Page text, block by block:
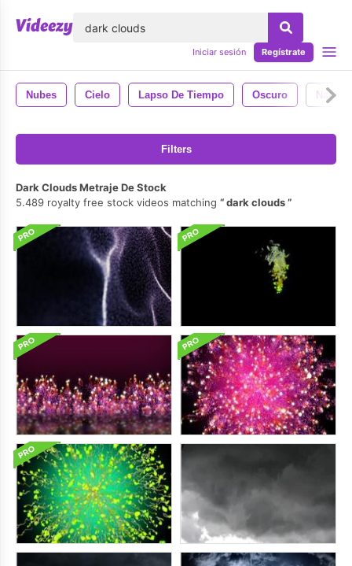
Iniciar sesión Regístrate
Nubes Cielo Lapso De Tiempo Oscuro
Filters
Dark Clouds Metraje De Stock
5.489 royalty free stock videos matching
dark clouds